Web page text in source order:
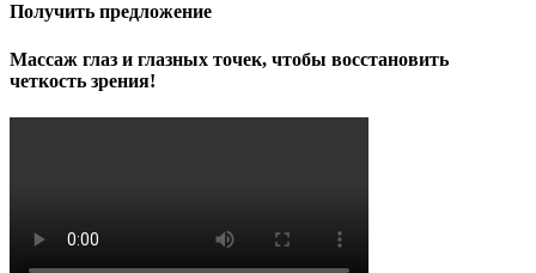
Получить предложение
Массаж глаз и глазных точек, чтобы восстановить
четкость зрения!